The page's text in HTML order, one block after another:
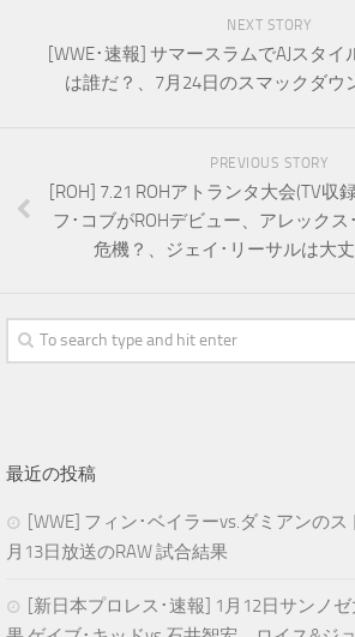
NEXT STORY
[WWE･速報] サマースラムでAJスタ
は誰だ？、7月24日のスマックダウ
PREVIOUS STORY
[ROH] 7.21 ROHアトランタ大会(TV収
フ･コブがROHデビュー、アレック
危機？、ジェイ･リーサルは大
最近の投稿
[WWE] フィン･ベイラーvs.ダミアンの
月13日放送のRAW 試合結果
[新日本プロレス･速報] 1月12日サンノ